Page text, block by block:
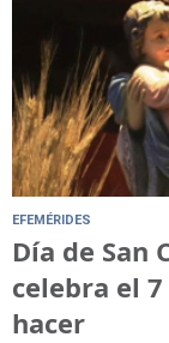
EFEMÉRIDES
Día de San
celebra el
hacer